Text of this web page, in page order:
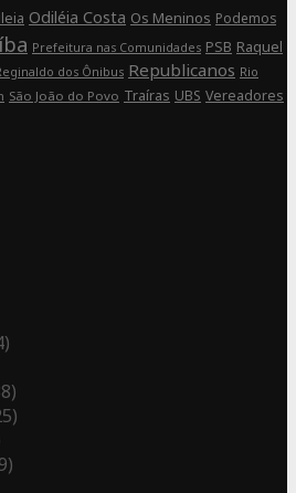
Odiléia Costa Os Meninos Podemos
Prefeitura nas Comunidades PSB Raquel
dos Ônibus Republicanos Rio
São João do Povo Traíras UBS Vereadores